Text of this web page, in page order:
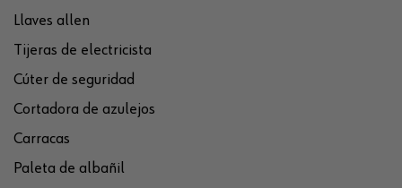
Llaves allen
Tijeras de electricista
Cúter de seguridad
Cortadora de azulejos
Carracas
Paleta de albañil